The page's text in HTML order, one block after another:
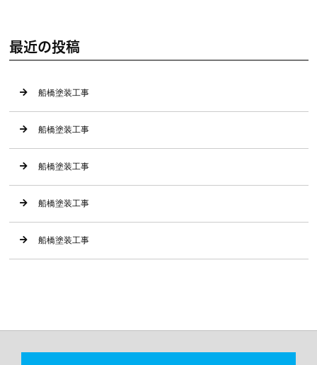
最近の投稿
船橋塗装工事
船橋塗装工事
船橋塗装工事
船橋塗装工事
船橋塗装工事